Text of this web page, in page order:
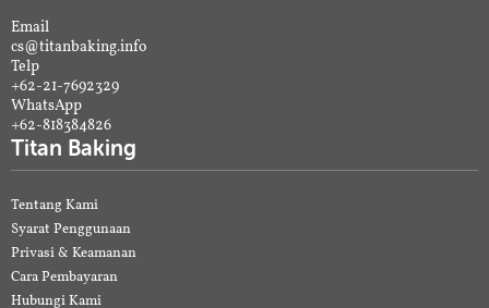
Email
cs@titanbaking.info
Telp
+62-21-7692329
WhatsApp
+62-818384826
Titan Baking
Tentang Kami
Syarat Penggunaan
Privasi & Keamanan
Cara Pembayaran
Hubungi Kami